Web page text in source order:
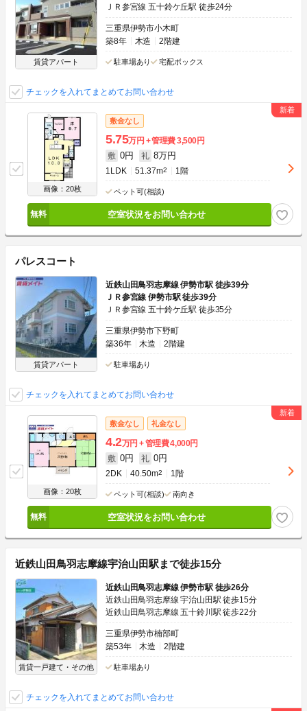
賃貸アパート
ＪＲ参宮線 五十鈴ケ丘駅 徒歩24分
三重県伊勢市小木町
築8年
木造 2階建
駐車場あり 宅配ボックス
チェックを入れてまとめてお問い合わせ
画像：20枚
敷金なし
5.75万円 管理費3,500円
敷 0円 礼 8万円
1LDK 51.37m2 1階
ペット可(相談)
空室状況をお問い合わせ
パレスコート
賃貸アパート
近鉄山田鳥羽志摩線 伊勢市駅 徒歩39分
ＪＲ参宮線 伊勢市駅 徒歩39分
ＪＲ参宮線 五十鈴ケ丘駅 徒歩35分
三重県伊勢市下野町
築36年
木造 2階建
駐車場あり
チェックを入れてまとめてお問い合わせ
画像：20枚
敷金なし 礼金なし
4.2万円 管理費4,000円
敷 0円 礼 0円
2DK 40.50m2 1階
ペット可(相談) 南向き
空室状況をお問い合わせ
近鉄山田鳥羽志摩線宇治山田駅まで徒歩15分
賃貸一戸建て・その他
近鉄山田鳥羽志摩線 伊勢市駅 徒歩26分
近鉄山田鳥羽志摩線 宇治山田駅 徒歩15分
近鉄山田鳥羽志摩線 五十鈴川駅 徒歩22分
三重県伊勢市楠部町
築53年
木造 2階建
駐車場あり
チェックを入れてまとめてお問い合わせ